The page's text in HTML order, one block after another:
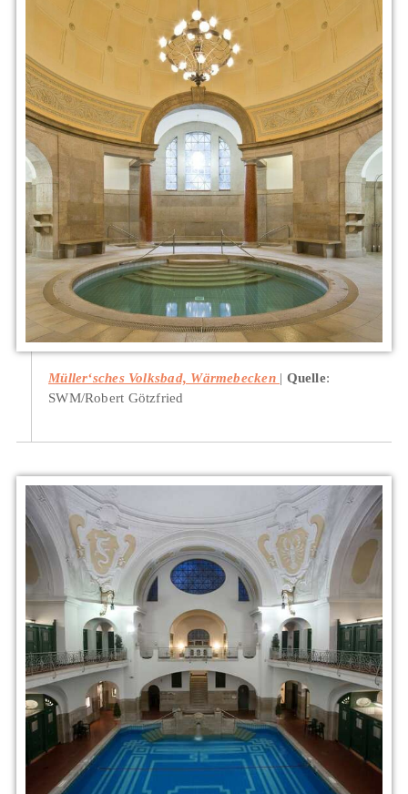
Müller‘sches Volksbad, Wärmebecken Quelle:
SWM/Robert Götzfried